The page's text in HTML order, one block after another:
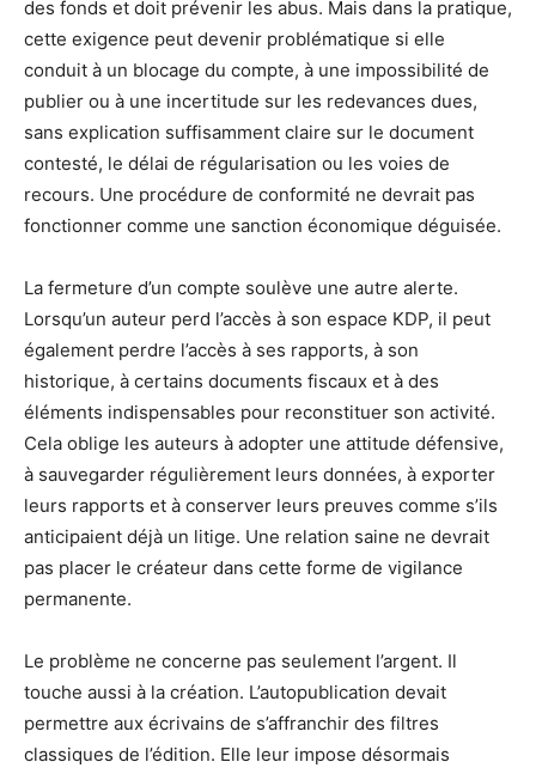
des fonds et doit prévenir les abus. Mais dans la pratique,
cette exigence peut devenir problématique si elle
conduit à un blocage du compte, à une impossibilité de
publier ou à une incertitude sur les redevances dues,
sans explication suffisamment claire sur le document
contesté, le délai de régularisation ou les voies de
recours. Une procédure de conformité ne devrait pas
fonctionner comme une sanction économique déguisée.
La fermeture d’un compte soulève une autre alerte.
Lorsqu’un auteur perd l’accès à son espace KDP, il peut
également perdre l’accès à ses rapports, à son
historique, à certains documents fiscaux et à des
éléments indispensables pour reconstituer son activité.
Cela oblige les auteurs à adopter une attitude défensive,
à sauvegarder régulièrement leurs données, à exporter
leurs rapports et à conserver leurs preuves comme s’ils
anticipaient déjà un litige. Une relation saine ne devrait
pas placer le créateur dans cette forme de vigilance
permanente.
Le problème ne concerne pas seulement l’argent. Il
touche aussi à la création. L’autopublication devait
permettre aux écrivains de s’affranchir des filtres
classiques de l’édition. Elle leur impose désormais